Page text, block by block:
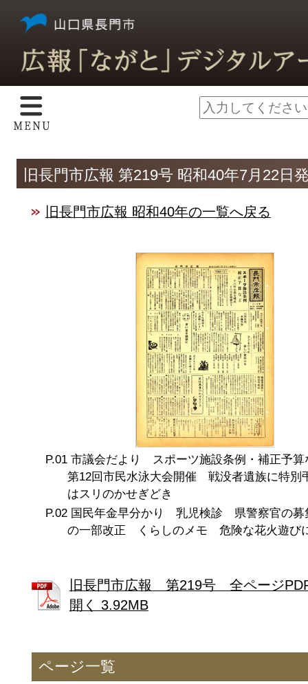
旧長門市広報 第219号 昭和40年7月22日
旧長門市広報 昭和40年の一覧へ戻る
市議会だより スポーツ施設条例・補正予
第12回市民水泳大会開催 戦没者遺族に特
はスリのかせぎどき
国民年金早分かり 乳児検診 県警察官の
の一部改正 くらしのメモ 危険な花火遊び
旧長門市広報 第219号 全ページ
開く 3.92MB
ページ一覧